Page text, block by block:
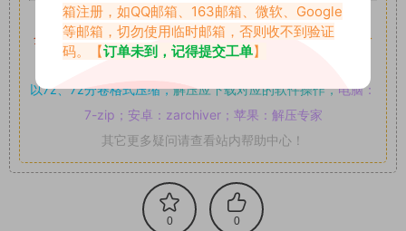
如果遇到付费才可获取的素材，建议升级对应的VIP。
全站付费素材可提供补档服务“均有备份”，素材以主流网盘分
享。
以7z、7z分卷格式压缩，解压应下载对应的软件操作，电脑：
7-zip；安卓：zarchiver；苹果：解压专家
其它更多疑问请查看站内帮助中心！
0 0
箱注册，如QQ邮箱、163邮箱、微软、Google
等邮箱，切勿使用临时邮箱，否则收不到验证
码。【订单未到，记得提交工单】